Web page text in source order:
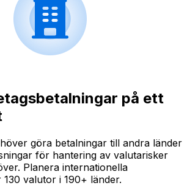
på ett
göra betalningar till andra länder
för hantering av valutarisker
Planera internationella
valutor i 190+ länder.